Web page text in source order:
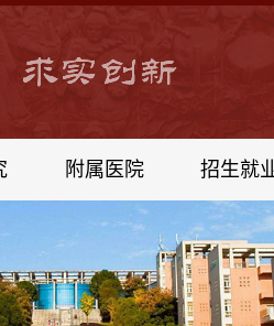
附属医院 招生就